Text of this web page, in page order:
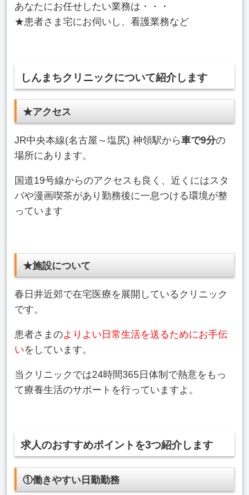
あなたにお任せしたい業務は・・・
★患者さま宅にお伺いし、看護業務など
しんまちクリニックについて紹介します
★アクセス
JR中央本線(名古屋～塩尻) 神領駅から車で9分の
場所にあります。
国道19号線からのアクセスも良く、近くにはスタ
バや漫画喫茶があり勤務後に一息つける環境が整
っています
★施設について
春日井近郊で在宅医療を展開しているクリニック
です。
患者さまのよりよい日常生活を送るためにお手伝
いをしています。
当クリニックでは24時間365日体制で熱意をもっ
て療養生活のサポートを行っていますよ。
求人のおすすめポイントを3つ紹介します
①働きやすい日勤勤務